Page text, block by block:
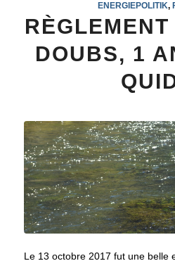
ENERGIEPOLITIK,
RÈGLEMENT
DOUBS, 1
Le 13 octobre 2017 fut une belle